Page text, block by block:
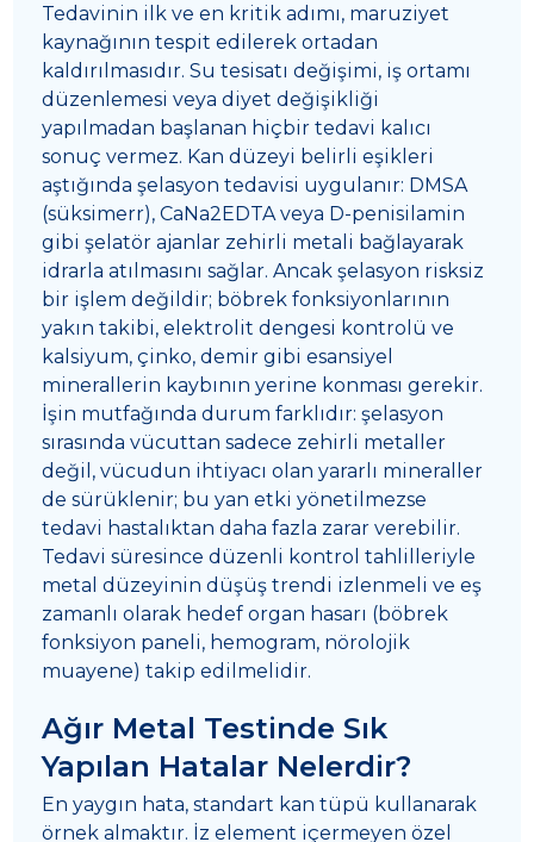
Tedavinin ilk ve en kritik adımı, maruziyet
kaynağının tespit edilerek ortadan
kaldırılmasıdır. Su tesisatı değişimi, iş ortamı
düzenlemesi veya diyet değişikliği
yapılmadan başlanan hiçbir tedavi kalıcı
sonuç vermez. Kan düzeyi belirli eşikleri
aştığında şelasyon tedavisi uygulanır: DMSA
(süksimerr), CaNa2EDTA veya D-penisilamin
gibi şelatör ajanlar zehirli metali bağlayarak
idrarla atılmasını sağlar. Ancak şelasyon risksiz
bir işlem değildir; böbrek fonksiyonlarının
yakın takibi, elektrolit dengesi kontrolü ve
kalsiyum, çinko, demir gibi esansiyel
minerallerin kaybının yerine konması gerekir.
İşin mutfağında durum farklıdır: şelasyon
sırasında vücuttan sadece zehirli metaller
değil, vücudun ihtiyacı olan yararlı mineraller
de sürüklenir; bu yan etki yönetilmezse
tedavi hastalıktan daha fazla zarar verebilir.
Tedavi süresince düzenli kontrol tahlilleriyle
metal düzeyinin düşüş trendi izlenmeli ve eş
zamanlı olarak hedef organ hasarı (böbrek
fonksiyon paneli, hemogram, nörolojik
muayene) takip edilmelidir.
Ağır Metal Testinde Sık
Yapılan Hatalar Nelerdir?
En yaygın hata, standart kan tüpü kullanarak
örnek almaktır. İz element içermeyen özel